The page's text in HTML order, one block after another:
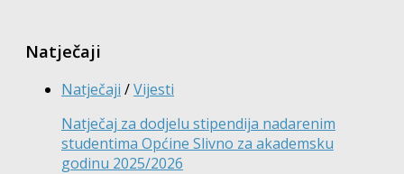
Natječaji
Natječaji /Vijesti
Natječaj za dodjelu stipendija nadarenim
studentima Općine Slivno za akademsku
godinu 2025/2026